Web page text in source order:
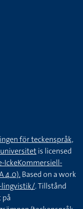
för teckenspråk,
is licensed
IckeKommersiell-
4.0).Based on a work
. Tillstånd
på